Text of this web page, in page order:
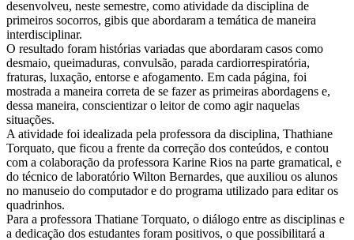
desenvolveu, neste semestre, como atividade da disciplina de
primeiros socorros, gibis que abordaram a temática de maneira
interdisciplinar.
O resultado foram histórias variadas que abordaram casos como
desmaio, queimaduras, convulsão, parada cardiorrespiratória,
fraturas, luxação, entorse e afogamento. Em cada página, foi
mostrada a maneira correta de se fazer as primeiras abordagens e,
dessa maneira, conscientizar o leitor de como agir naquelas
situações.
A atividade foi idealizada pela professora da disciplina, Thathiane
Torquato, que ficou a frente da correção dos conteúdos, e contou
com a colaboração da professora Karine Rios na parte gramatical, e
do técnico de laboratório Wilton Bernardes, que auxiliou os alunos
no manuseio do computador e do programa utilizado para editar os
quadrinhos.
Para a professora Thatiane Torquato, o diálogo entre as disciplinas e
a dedicação dos estudantes foram positivos, o que possibilitará a